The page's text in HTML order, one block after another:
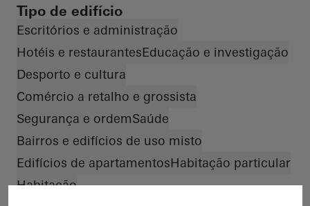
Tipo de edifício
Escritórios e administração
Hotéis e restaurantesEducação e investigação
Desporto e cultura
Comércio a retalho e grossista
Segurança e ordemSaúde
Bairros e edifícios de uso misto
Edifícios de apartamentosHabitação particular
Habitação